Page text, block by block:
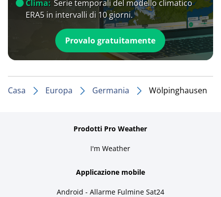
Clima: Serie temporali del modello climatico
ERA5 in intervalli di 10 giorni.
Provalo gratuitamente
Casa Europa Germania Wölpinghausen
Prodotti Pro Weather
I'm Weather
Applicazione mobile
Android - Allarme Fulmine Sat24